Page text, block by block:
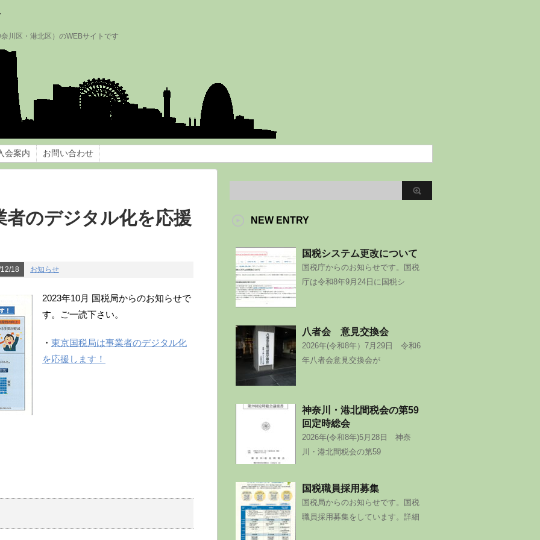
川区・港北区）のWEBサイトです
会案内 お問い合わせ
者のデジタル化を応援
18 お知らせ
2023年10月 国税局からのお知らせで
す。ご一読下さい。
・ 東京国税局は事業者のデジタル化
を応援します！
NEW ENTRY
国税システム更改について
国税庁からのお知らせです。国税
庁は令和8年9月24日に国税シ
八者会 意見交換会
2026年(令和8年）7月29日 令和6
年八者会意見交換会が
神奈川・港北間税会の第59
回定時総会
2026年(令和8年)5月28日 神奈
川・港北間税会の第59
国税職員採用募集
国税局からのお知らせです。国税
職員採用募集をしています。詳細